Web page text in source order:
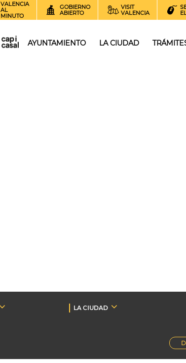
VALENCIA
AL
MINUTO
GOBIERNO
ABIERTO
VISIT
VALENCIA
AYUNTAMIENTO LA CIUDAD
LA CIUDAD